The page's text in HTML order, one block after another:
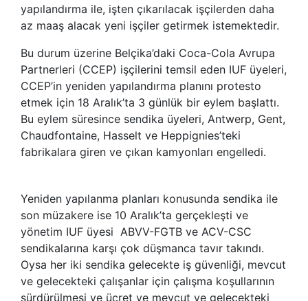
yapılandırma ile, işten çıkarılacak işçilerden daha
az maaş alacak yeni işçiler getirmek istemektedir.
Bu durum üzerine Belçika’daki Coca-Cola Avrupa
Partnerleri (CCEP) işçilerini temsil eden IUF üyeleri,
CCEP’in yeniden yapılandırma planını protesto
etmek için 18 Aralık’ta 3 günlük bir eylem başlattı.
Bu eylem süresince sendika üyeleri, Antwerp, Gent,
Chaudfontaine, Hasselt ve Heppignies’teki
fabrikalara giren ve çıkan kamyonları engelledi.
Yeniden yapılanma planları konusunda sendika ile
son müzakere ise 10 Aralık’ta gerçekleşti ve
yönetim IUF üyesi ABVV-FGTB ve ACV-CSC
sendikalarına karşı çok düşmanca tavır takındı.
Oysa her iki sendika gelecekte iş güvenliği, mevcut
ve gelecekteki çalışanlar için çalışma koşullarının
sürdürülmesi ve ücret ve mevcut ve gelecekteki